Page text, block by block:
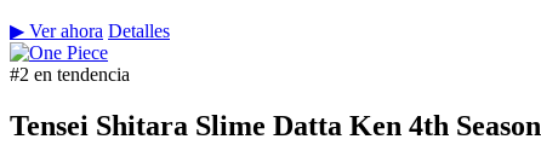
▶ Ver ahora Detalles
#2 en tendencia
Tensei Shitara Slime Datta Ken 4th Season